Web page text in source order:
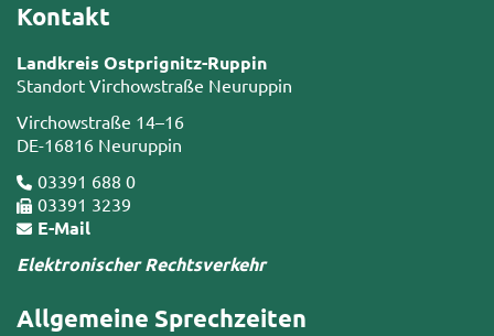
Kontakt
Landkreis Ostprignitz-Ruppin
Standort Virchowstraße Neuruppin
Virchowstraße 14–16
DE-16816 Neuruppin
03391 688 0
03391 3239
E-Mail
Elektronischer Rechtsverkehr
Allgemeine Sprechzeiten